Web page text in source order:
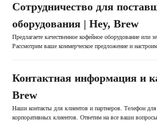
Сотрудничество для
оборудования | Hey, Brew
Предлагаете качественное кофейное оборудование или
Рассмотрим ваше коммерческое предложение и
Контактная информация и
Brew
Наши контакты для клиентов и партнеров. Телефон
корпоративных клиентов. Ответим на все ваши вопросы.